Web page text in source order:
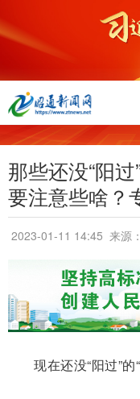
那些还没“阳
要注意些啥
2023-01-11 14:45 来源
现在还没“阳过”